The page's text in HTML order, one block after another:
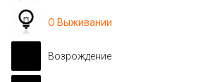
О Выживании
Возрождение